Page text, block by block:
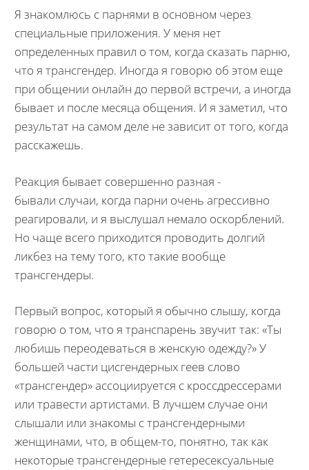
Я знакомлюсь с парнями в основном через
специальные приложения. У меня нет
определенных правил о том, когда сказать парню,
что я трансгендер. Иногда я говорю об этом еще
при общении онлайн до первой встречи, а иногда
бывает и после месяца общения. И я заметил, что
результат на самом деле не зависит от того, когда
расскажешь.
Реакция бывает совершенно разная -
бывали случаи, когда парни очень агрессивно
реагировали, и я выслушал немало оскорблений.
Но чаще всего приходится проводить долгий
ликбез на тему того, кто такие вообще
трансгендеры.
Первый вопрос, который я обычно слышу, когда
говорю о том, что я транспарень звучит так: «Ты
любишь переодеваться в женскую одежду?» У
большей части цисгендерных геев слово
«трансгендер» ассоциируется с кроссдрессерами
или травести артистами. В лучшем случае они
слышали или знакомы с трансгендерными
женщинами, что, в общем-то, понятно, так как
некоторые трансгендерные гетересексуальные